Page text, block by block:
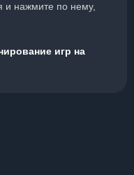
и нажмите по нему,
игр на